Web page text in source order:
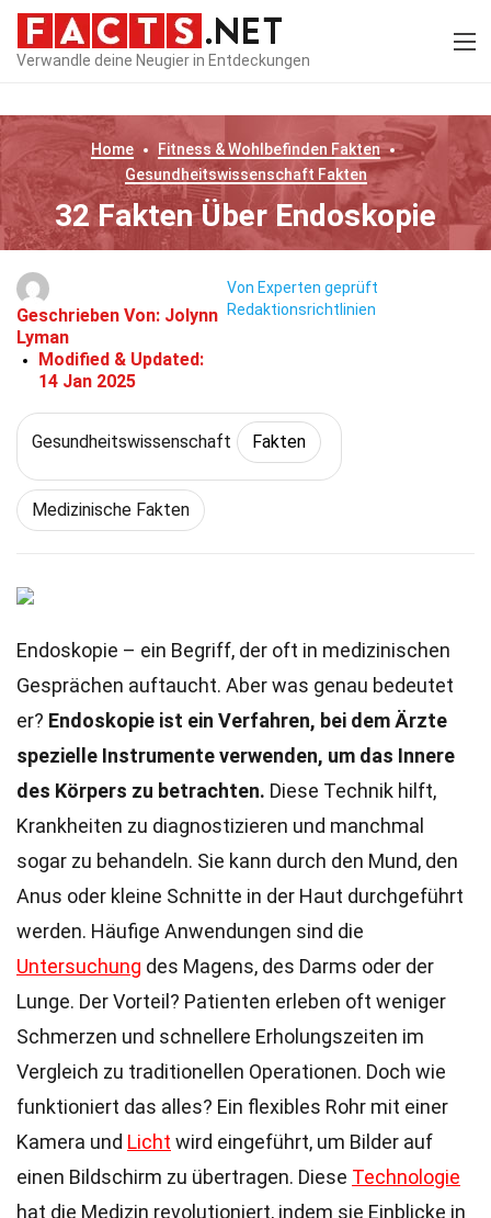
Verwandle deine Neugier in Entdeckungen
Home Fitness & Wohlbefinden Fakten
Gesundheitswissenschaft Fakten
32 Fakten Über Endoskopie
Geschrieben Von: Jolynn
Lyman
Modified & Updated:
14 Jan 2025
Von Experten geprüft
Redaktionsrichtlinien
Gesundheitswissenschaft Fakten
Medizinische Fakten
Endoskopie – ein Begriff, der oft in medizinischen
Gesprächen auftaucht. Aber was genau bedeutet
er? Endoskopie ist ein Verfahren, bei dem Ärzte
spezielle Instrumente verwenden, um das Innere
des Körpers zu betrachten. Diese Technik hilft,
Krankheiten zu diagnostizieren und manchmal
sogar zu behandeln. Sie kann durch den Mund, den
Anus oder kleine Schnitte in der Haut durchgeführt
werden. Häufige Anwendungen sind die
Untersuchung des Magens, des Darms oder der
Lunge. Der Vorteil? Patienten erleben oft weniger
Schmerzen und schnellere Erholungszeiten im
Vergleich zu traditionellen Operationen. Doch wie
funktioniert das alles? Ein flexibles Rohr mit einer
Kamera und Licht wird eingeführt, um Bilder auf
einen Bildschirm zu übertragen. Diese Technologie
hat die Medizin revolutioniert, indem sie Einblicke in